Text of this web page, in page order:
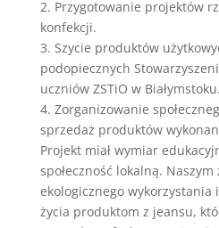
2. Przygotowanie projektów
konfekcji.
3. Szycie produktów
podopiecznych
uczniów ZSTiO w Białymstoku.
4. Zorganizowanie
sprzedaż produktów
Projekt miał wymiar
społeczność lokalną.
ekologicznego
życia produktom z jeansu,